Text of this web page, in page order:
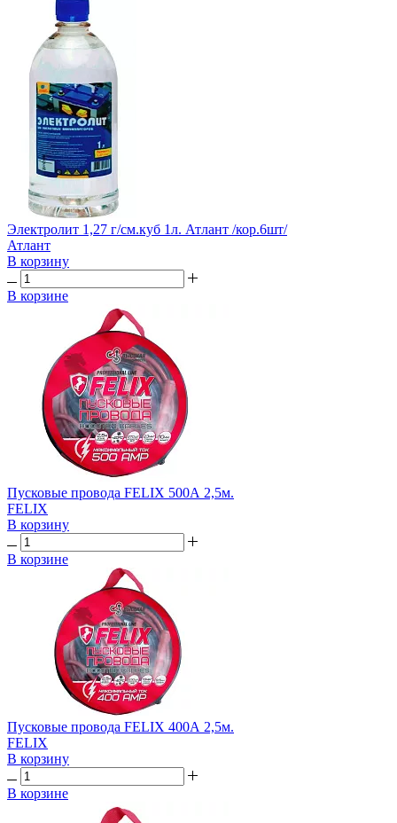
Электролит 1,27 г/см.куб 1л. Атлант /кор.6шт/
Атлант
В корзину
В корзине
Пусковые провода FELIX 500А 2,5м.
FELIX
В корзину
В корзине
Пусковые провода FELIX 400А 2,5м.
FELIX
В корзину
В корзине